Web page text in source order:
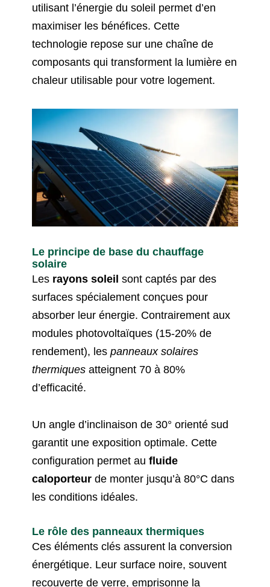
utilisant l’énergie du soleil permet d’en
maximiser les bénéfices. Cette
technologie repose sur une chaîne de
composants qui transforment la lumière en
chaleur utilisable pour votre logement.
Le principe de base du chauffage
solaire
Les rayons soleil sont captés par des
surfaces spécialement conçues pour
absorber leur énergie. Contrairement aux
modules photovoltaïques (15-20% de
rendement), lespanneaux solaires
thermiques atteignent 70 à 80%
d’efficacité.
Un angle d’inclinaison de 30° orienté sud
garantit une exposition optimale. Cette
configuration permet aufluide
caloporteur de monter jusqu’à 80°C dans
les conditions idéales.
Le rôle des panneaux thermiques
Ces éléments clés assurent la conversion
énergétique. Leur surface noire, souvent
recouverte de verre, emprisonne la